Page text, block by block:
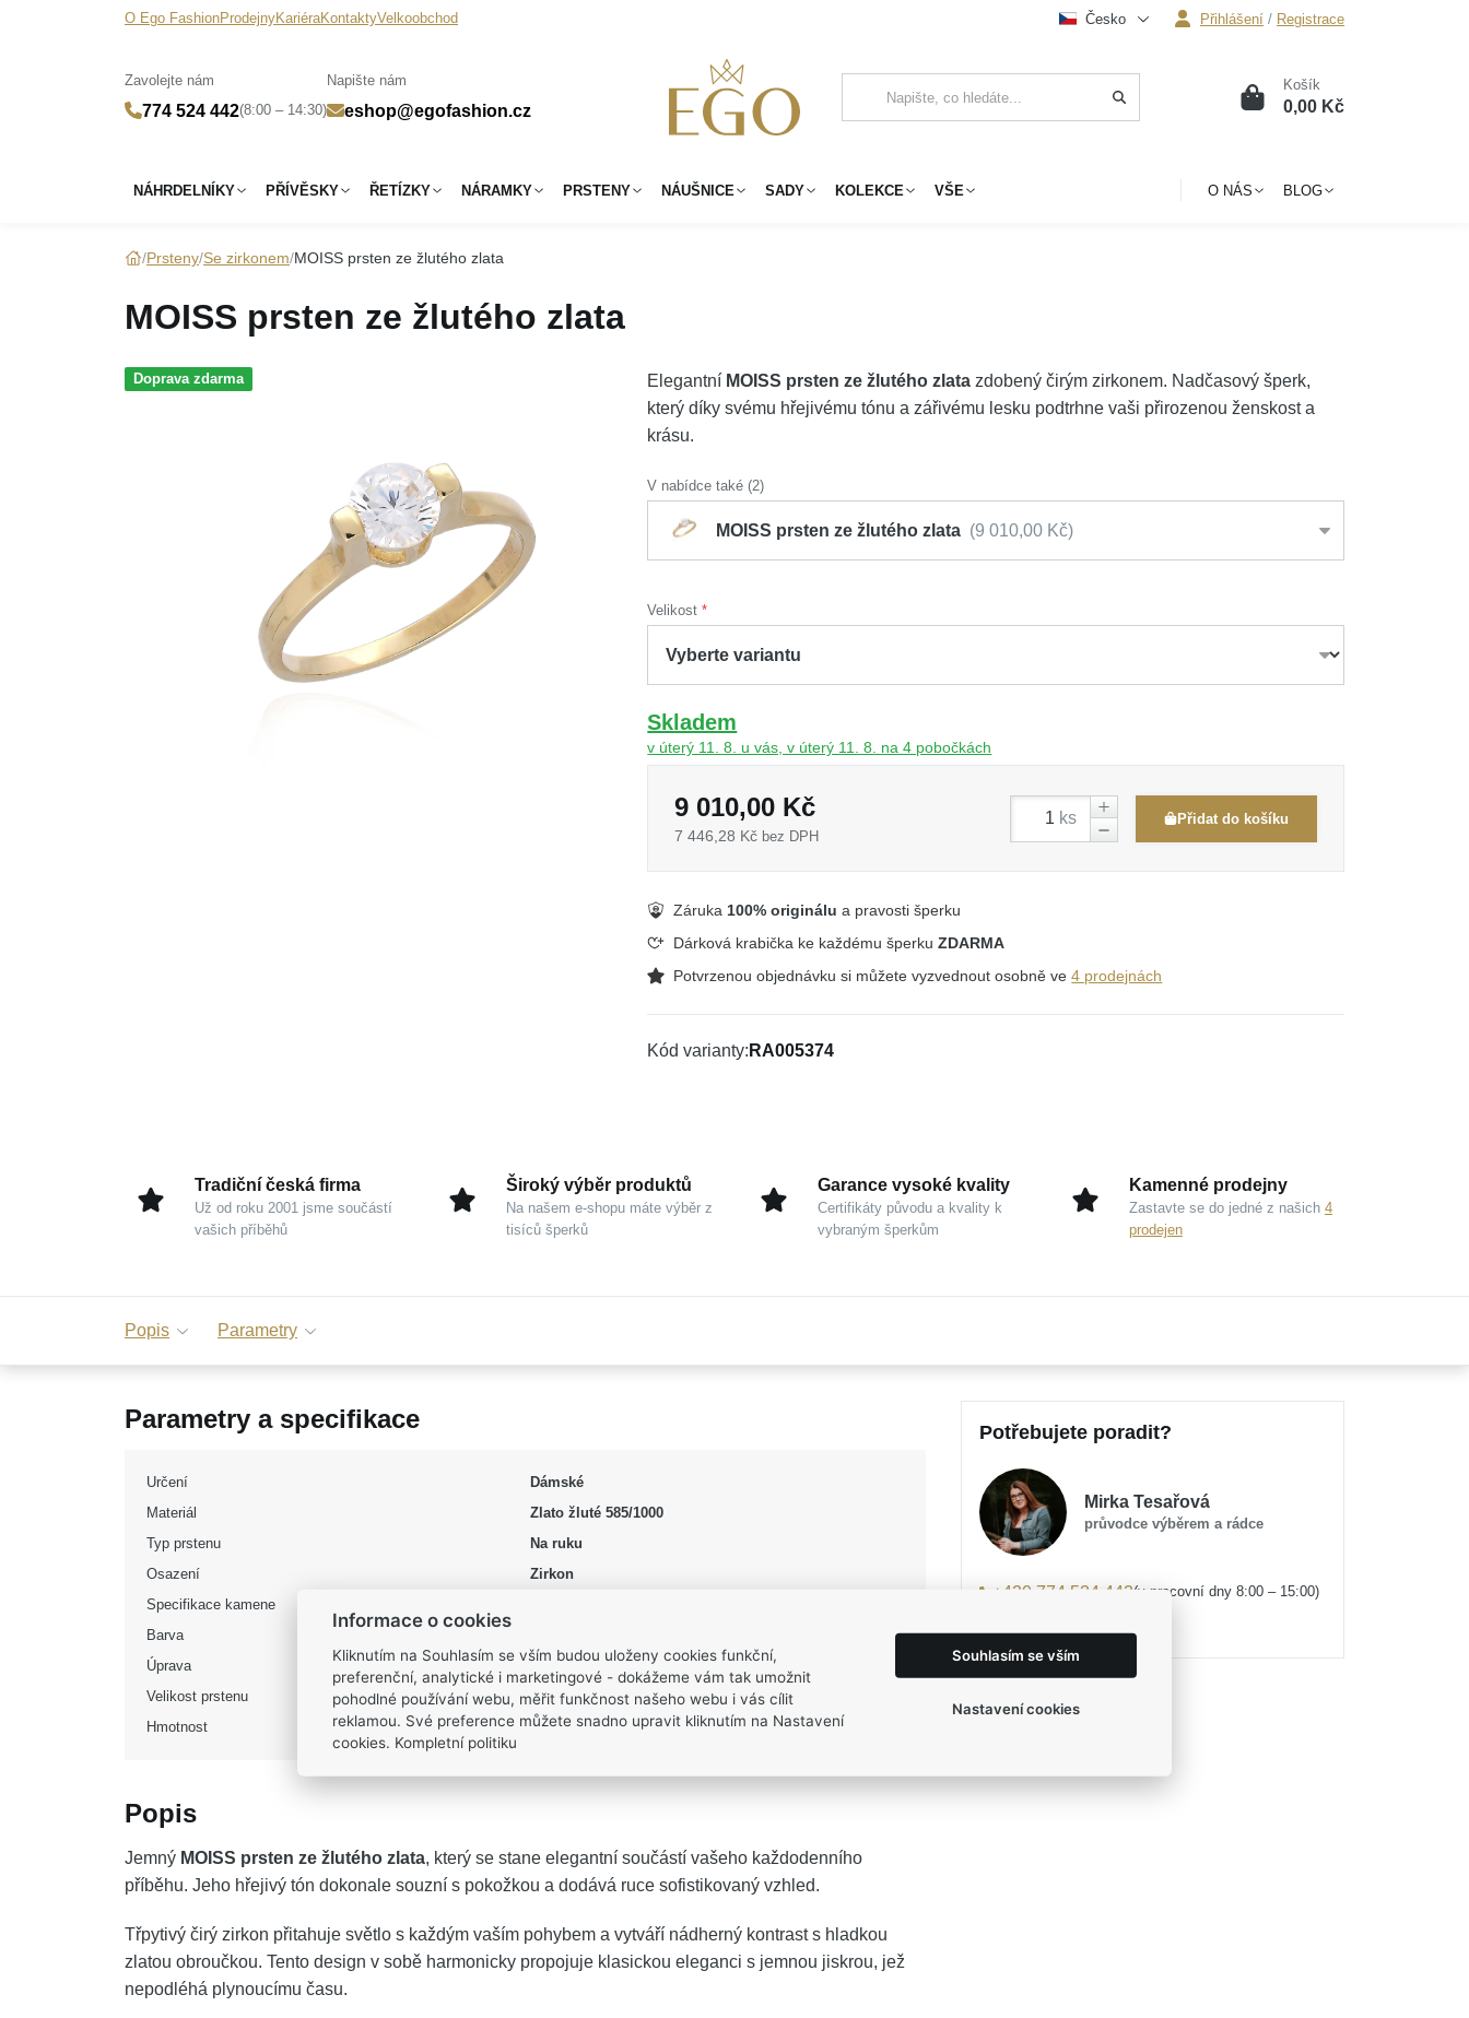
O Ego FashionProdejnyKariéraKontaktyVelkoobchod
Zavolejte nám
774 524 442(8:00 – 14:30)
Napište nám
eshop@egofashion.cz
Česko Přihlášení / Registrace
0 Košík
0,00 Kč
NÁHRDELNÍKY PŘÍVĚSKY ŘETÍZKY NÁRAMKY PRSTENY NÁUŠNICE SADY KOLEKCE VŠE O NÁS BLOG
Prsteny Se zirkonem MOISS prsten ze žlutého zlata
MOISS prsten ze žlutého zlata
Doprava zdarma Elegantní MOISS prsten ze žlutého zlata zdobený čirým zirkonem. Nadčasový šperk,
který díky svému hřejivému tónu a zářivému lesku podtrhne vaši přirozenou ženskost a
krásu.
V nabídce také (2)
MOISS prsten ze žlutého zlata 9 010,00 Kč
Velikost
Skladem
v úterý 11. 8. u vás, v úterý 11. 8. na 4 pobočkách
9 010,00 Kč
7 446,28 Kč bez DPH
ks Přidat do košíku
Záruka 100% originálu a pravosti šperku
Dárková krabička ke každému šperkuZDARMA
Potvrzenou objednávku si můžete vyzvednout osobně ve4 prodejnách
Kód varianty RA005374
Tradiční česká firma
Už od roku 2001 jsme součástí
vašich příběhů
Široký výběr produktů
Na našem e-shopu máte výběr z
tisíců šperků
Garance vysoké kvality
Certifikáty původu a kvality k
vybraným šperkům
Kamenné prodejny
Zastavte se do jedné z našich 4
prodejen
Popis Parametry
Parametry a specifikace
Určení
Dámské
Materiál
Zlato žluté 585/1000
Typ prstenu
Na ruku
Osazení
Zirkon
Specifikace kamene
Barva
Úprava
Lesk
Velikost prstenu
53
Hmotnost
2,65 g
Popis
Jemný MOISS prsten ze žlutého zlata, který se stane elegantní součástí vašeho každodenního
příběhu. Jeho hřejivý tón dokonale souzní s pokožkou a dodává ruce sofistikovaný vzhled.
Třpytivý čirý zirkon přitahuje světlo s každým vaším pohybem a vytváří nádherný kontrast s hladkou
zlatou obroučkou. Tento design v sobě harmonicky propojuje klasickou eleganci s jemnou jiskrou, jež
nepodléhá plynoucímu času.
Potřebujete poradit?
Mirka Tesařová
průvodce výběrem a rádce
+420 774 524 442(v pracovní dny 8:00 – 15:00)
Informace o cookies
Kliknutím na Souhlasím se vším budou uloženy cookies funkční,
preferenční, analytické i marketingové - dokážeme vám tak umožnit
pohodlné používání webu, měřit funkčnost našeho webu i vás cílit
reklamou. Své preference můžete snadno upravit kliknutím na Nastavení
cookies. Kompletní politiku
Souhlasím se vším
Nastavení cookies